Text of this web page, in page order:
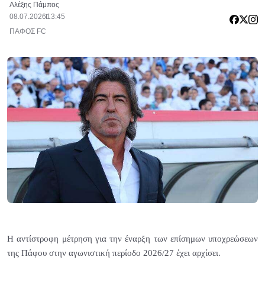
Αλέξης Πάμπος
08.07.2026 13:45
ΠΑΦΟΣ FC
Η αντίστροφη μέτρηση για την έναρξη των επίσημων υποχρεώσεων
της Πάφου στην αγωνιστική περίοδο 2026/27 έχει αρχίσει.